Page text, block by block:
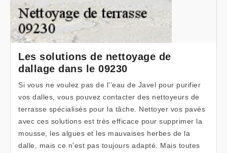
Les solutions de nettoyage de
dallage dans le 09230
Si vous ne voulez pas de l’’eau de Javel pour purifier
vos dalles, vous pouvez contacter des nettoyeurs de
terrasse spécialisés pour la tâche. Nettoyer vos pavés
avec ces solutions est très efficace pour supprimer la
mousse, les algues et les mauvaises herbes de la
dalle, mais ce n'est pas toujours adapté. Mais toutes